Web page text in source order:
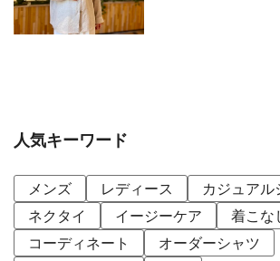
人気キーワード
メンズ レディース
カジュアル
ネクタイ
イージーケア
着こな
コーディネート
オーダーシャツ